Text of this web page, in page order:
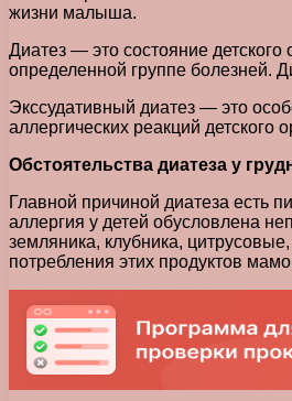
жизни малыша.
Диатез — это состояние
определенной группе болезней.
Экссудативный диатез — это
аллергических реакций
Обстоятельства диатеза у
Главной причиной диатеза есть
аллергия у детей обусловлена
земляника, клубника,
потребления этих продуктов